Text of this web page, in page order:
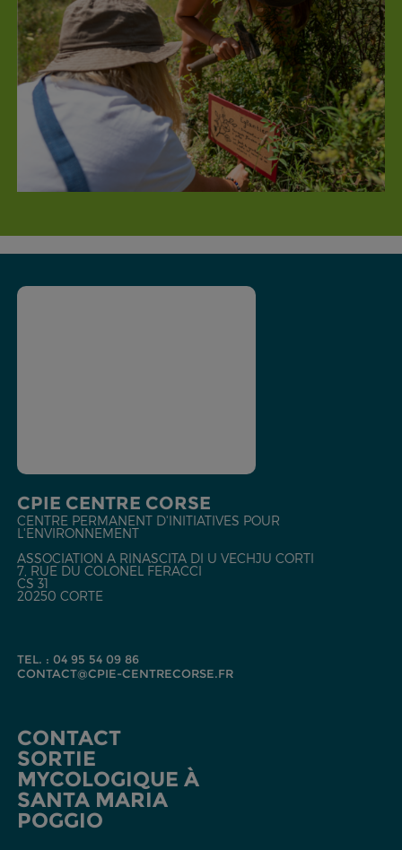
CPIE CENTRE CORSE
CENTRE PERMANENT D'INITIATIVES POUR
L'ENVIRONNEMENT
ASSOCIATION A RINASCITA DI U VECHJU CORTI
7, RUE DU COLONEL FERACCI
CS 31
20250 CORTE
TEL. : 04 95 54 09 86
CONTACT@CPIE-CENTRECORSE.FR
CONTACT
SORTIE
MYCOLOGIQUE À
SANTA MARIA
POGGIO